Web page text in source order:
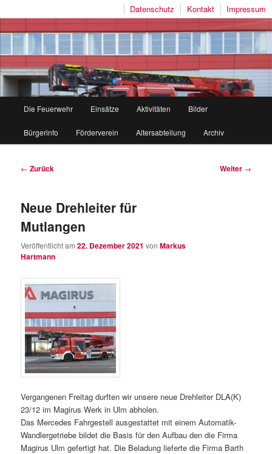
Impressum
Kontakt
Datenschutz
Freiwillige Feuerwehr Mutlangen
Zum
Inhalt
Zum
sekundären
Die Feuerwehr Einsätze Aktivitäten Bilder
Bürgerinfo Förderverein Altersabteilung Archiv
Beitragsnavigation
← Zurück Weiter →
Neue Drehleiter für
Mutlangen
Veröffentlicht am22. Dezember 2021 vonMarkus
Hartmann
Vergangenen Freitag durften wir unsere neue Drehleiter DLA(K)
23/12 im Magirus Werk in Ulm abholen.
Das Mercedes Fahrgestell ausgestattet mit einem Automatik-
Wandlergetriebe bildet die Basis für den Aufbau den die Firma
Magirus Ulm gefertigt hat. Die Beladung lieferte die Firma Barth